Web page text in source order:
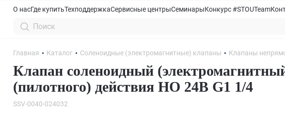
О насГде купитьТехподдержкаСервисные центрыСеминарыКонкурс #STOUTeam
Главная Каталог Соленоидные (электромагнитные) клапаны Клапаны
Клапан соленоидный
(пилотного) действия НО 24В G1 1/4
SSV-0040-024032